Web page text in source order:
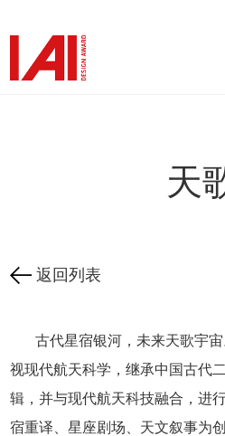
天
返回列表
古代星宿银河，未来天歌宇宙
视现代航天科学，继承中国古代
辑，并与现代航天科技融合，进
宿重译、星座剧场、天文叙事为